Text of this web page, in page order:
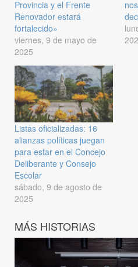
Provincia y el Frente
Renovador estará
fortalecido»
viernes, 9 de mayo de
2025
Listas oficializadas: 16
alianzas políticas juegan
para estar en el Concejo
Deliberante y Consejo
Escolar
sábado, 9 de agosto de
2025
MÁS HISTORIAS